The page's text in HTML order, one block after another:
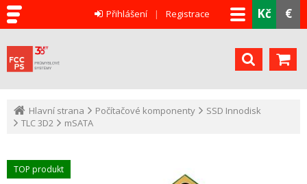
Kč €
Přihlášení Registrace
Hlavní strana Počítačové komponenty
SSD Innodisk
TLC 3D2
mSATA
TOP produkt